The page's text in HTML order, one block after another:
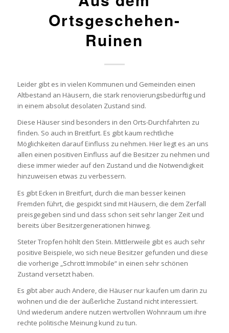
Ortsgeschehen-
Ruinen
Leider gibt es in vielen Kommunen und Gemeinden einen
Altbestand an Häusern, die stark renovierungsbedürftig und
in einem absolut desolaten Zustand sind.
Diese Häuser sind besonders in den Orts-Durchfahrten zu
finden. So auch in Breitfurt. Es gibt kaum rechtliche
Möglichkeiten darauf Einfluss zu nehmen. Hier liegt es an uns
allen einen positiven Einfluss auf die Besitzer zu nehmen und
diese immer wieder auf den Zustand und die Notwendigkeit
hinzuweisen etwas zu verbessern.
Es gibt Ecken in Breitfurt, durch die man besser keinen
Fremden führt, die gespickt sind mit Häusern, die dem Zerfall
preisgegeben sind und dass schon seit sehr langer Zeit und
bereits über Besitzergenerationen hinweg.
Steter Tropfen höhlt den Stein. Mittlerweile gibt es auch sehr
positive Beispiele, wo sich neue Besitzer gefunden und diese
die vorherige „Schrott Immobile“ in einen sehr schönen
Zustand versetzt haben.
Es gibt aber auch Andere, die Häuser nur kaufen um darin zu
wohnen und die der äußerliche Zustand nicht interessiert.
Und wiederum andere nutzen wertvollen Wohnraum um ihre
rechte politische Meinung kund zu tun.